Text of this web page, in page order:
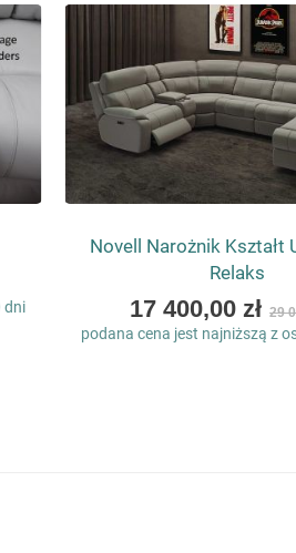
dni
Novell Narożnik Kształt
Relaks
As
low
17 400,00 zł 29
podana cena jest najniższą z